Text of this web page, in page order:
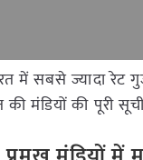
में सबसे ज्यादा रेट
की मंडियों की पूरी